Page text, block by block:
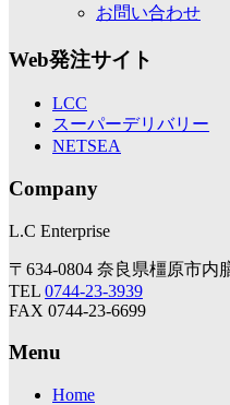
お問い合わせ
Web発注サイト
LCC
スーパーデリバリー
NETSEA
Company
L.C Enterprise
〒634-0804 奈良県橿原市内
TEL 0744-23-3939
FAX 0744-23-6699
Menu
Home